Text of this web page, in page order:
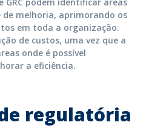
melhoria, aprimorando os
em toda a organização.
de custos, uma vez que a
onde é possível
a eficiência.
regulatória